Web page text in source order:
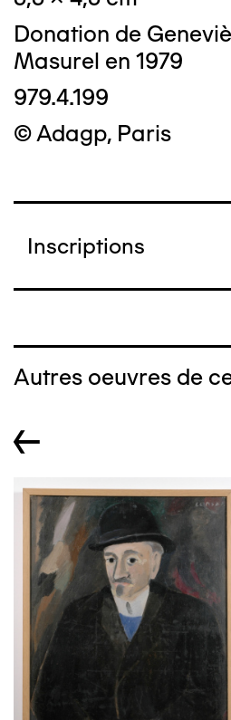
Donation de
Masurel en 1979
979.4.199
© Adagp, Paris
Inscriptions
Autres oeuvres de
←